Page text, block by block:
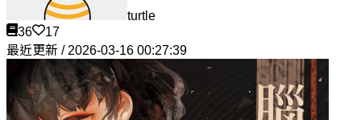
turtle
36
17
最近更新 / 2026-03-16 00:27:39